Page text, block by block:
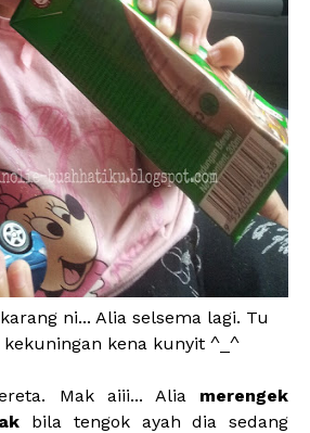
ni... Alia selsema lagi. Tu
kena kunyit ^_^
Mak aiii... Alia merengek
bila tengok ayah dia sedang